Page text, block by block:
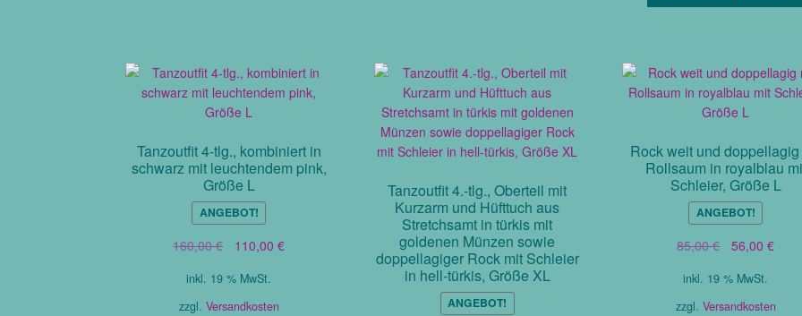
Tanzoutfit 4-tlg., kombiniert in
schwarz mit leuchtendem pink,
Größe L
ANGEBOT!
160,00€
Ursprünglicher
war:
160,00 €
110,00 €Aktueller
inkl. 19 % MwSt.
zzgl. Versandkosten
Tanzoutfit 4.-tlg., Oberteil mit
Kurzarm und Hüfttuch aus
Stretchsamt in türkis mit
goldenen Münzen sowie
doppellagiger Rock mit Schleier
in hell-türkis, Größe XL
ANGEBOT!
Rock weit und
Rollsaum in royalblau
Schleier, Größe L
ANGEBOT!
85,00€
Ursprünglicher
war:
85,00 €
56,00€
inkl. 19 % MwSt.
zzgl. Versandkosten